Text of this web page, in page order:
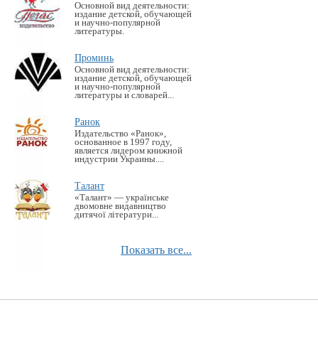
Основной вид деятельности:
издание детской, обучающей
и научно-популярной
литературы.
Проминь
Основной вид деятельности:
издание детской, обучающей
и научно-популярной
литературы и словарей...
Ранок
Издательство «Ранок»,
основанное в 1997 году,
является лидером книжной
индустрии Украины....
Талант
«Талант» — українське
двомовне видавництво
дитячої літератури...
Показать все...